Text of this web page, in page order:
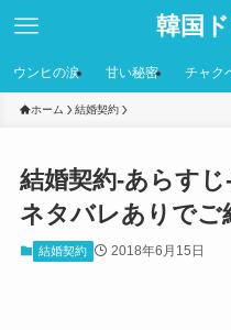
韓国
ウンヒの涙 甘い秘密 チャク
ホーム 結婚契約
結婚契約-あらすじ
ネタバレありでご
結婚契約 2018年6月15日